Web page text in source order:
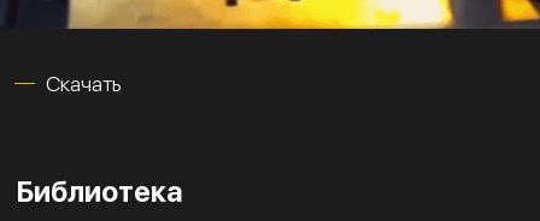
Скачать
Библиотека